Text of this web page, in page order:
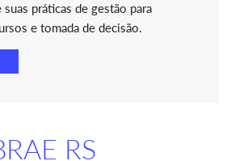
práticas de gestão para
e tomada de decisão.
RS